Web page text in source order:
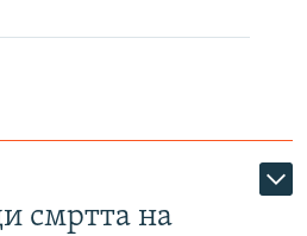
смртта на